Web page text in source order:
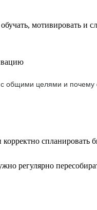
мотивировать и
с общими целями и
спланировать
регулярно